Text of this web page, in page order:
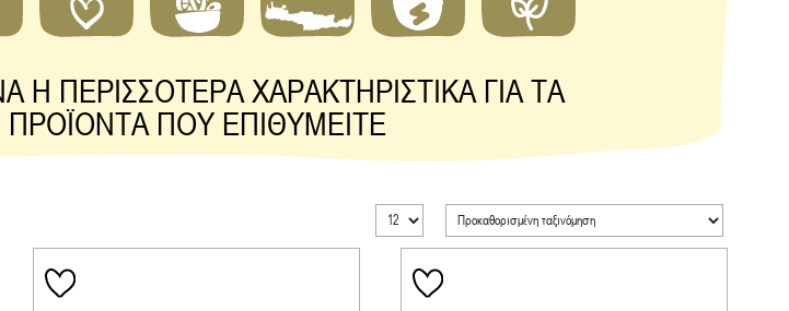
Η ΠΕΡΙΣΣΟΤΕΡΑ ΧΑΡΑΚΤΗΡΙΣΤΙΚΑ ΓΙΑ ΤΑ
ΠΡΟΪΟΝΤΑ ΠΟΥ ΕΠΙΘΥΜΕΙΤΕ